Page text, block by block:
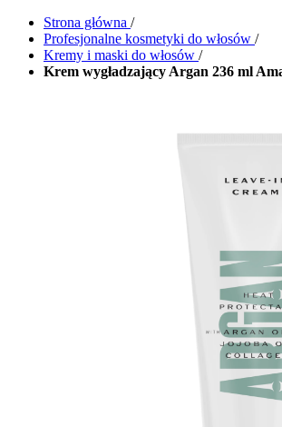
Strona główna /
Profesjonalne kosmetyki do włosów /
Kremy i maski do włosów /
Krem wygładzający Argan 236 ml